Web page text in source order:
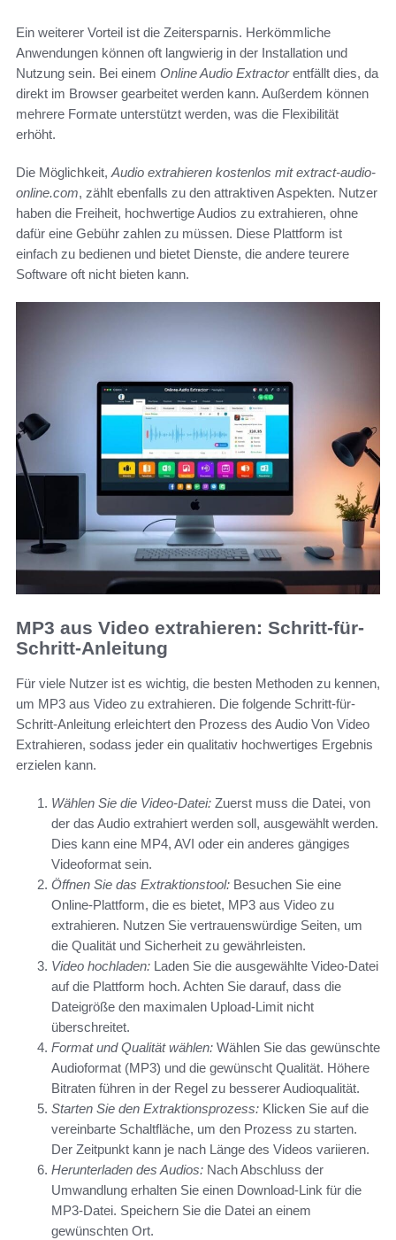
Ein weiterer Vorteil ist die Zeitersparnis. Herkömmliche
Anwendungen können oft langwierig in der Installation und
Nutzung sein. Bei einem Online Audio Extractorentfällt dies, da
direkt im Browser gearbeitet werden kann. Außerdem können
mehrere Formate unterstützt werden, was die Flexibilität
erhöht.
Die Möglichkeit,Audio extrahieren kostenlos mit extract-audio-
online.com, zählt ebenfalls zu den attraktiven Aspekten. Nutzer
haben die Freiheit, hochwertige Audios zu extrahieren, ohne
dafür eine Gebühr zahlen zu müssen. Diese Plattform ist
einfach zu bedienen und bietet Dienste, die andere teurere
Software oft nicht bieten kann.
MP3 aus Video extrahieren: Schritt-für-
Schritt-Anleitung
Für viele Nutzer ist es wichtig, die besten Methoden zu kennen,
um MP3 aus Video zu extrahieren. Die folgende Schritt-für-
Schritt-Anleitung erleichtert den Prozess des Audio Von Video
Extrahieren, sodass jeder ein qualitativ hochwertiges Ergebnis
erzielen kann.
Wählen Sie die Video-Datei: Zuerst muss die Datei, von
der das Audio extrahiert werden soll, ausgewählt werden.
Dies kann eine MP4, AVI oder ein anderes gängiges
Videoformat sein.
Öffnen Sie das Extraktionstool: Besuchen Sie eine
Online-Plattform, die es bietet, MP3 aus Video zu
extrahieren. Nutzen Sie vertrauenswürdige Seiten, um
die Qualität und Sicherheit zu gewährleisten.
Video hochladen: Laden Sie die ausgewählte Video-Datei
auf die Plattform hoch. Achten Sie darauf, dass die
Dateigröße den maximalen Upload-Limit nicht
überschreitet.
Format und Qualität wählen: Wählen Sie das gewünschte
Audioformat (MP3) und die gewünscht Qualität. Höhere
Bitraten führen in der Regel zu besserer Audioqualität.
Starten Sie den Extraktionsprozess: Klicken Sie auf die
vereinbarte Schaltfläche, um den Prozess zu starten.
Der Zeitpunkt kann je nach Länge des Videos variieren.
Herunterladen des Audios: Nach Abschluss der
Umwandlung erhalten Sie einen Download-Link für die
MP3-Datei. Speichern Sie die Datei an einem
gewünschten Ort.